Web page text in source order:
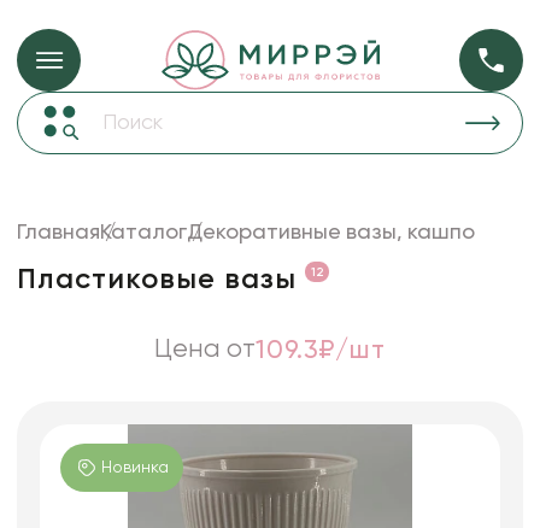
Упаковка для цветов и подарков Упаковка для
Искусственные цветы и растения
Декоративные вазы, кашпо
ГлавнаяКаталогДекоративные вазы, кашпо
Пластиковые вазы 12
Цена от109.3₽/шт
Новинка